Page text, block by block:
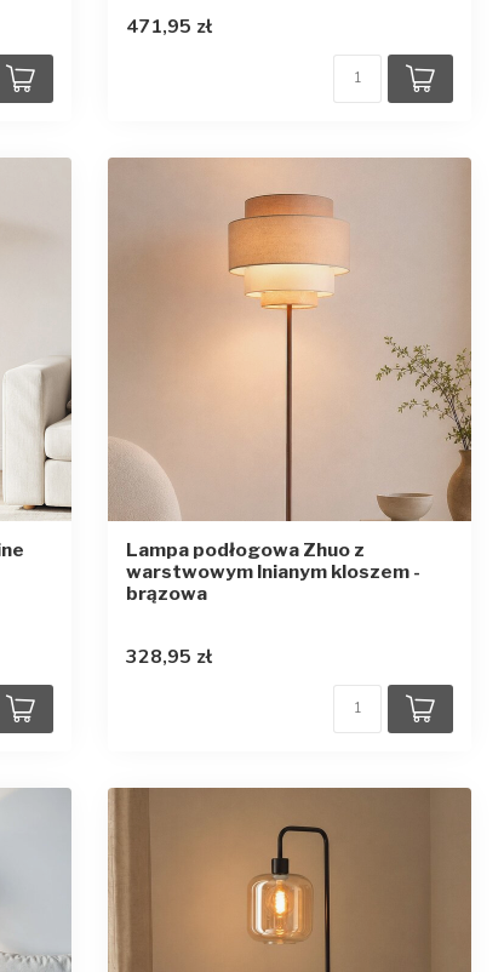
471,95 zł
Lampa podłogowa Zhuo z
warstwowym lnianym kloszem -
brązowa
328,95 zł